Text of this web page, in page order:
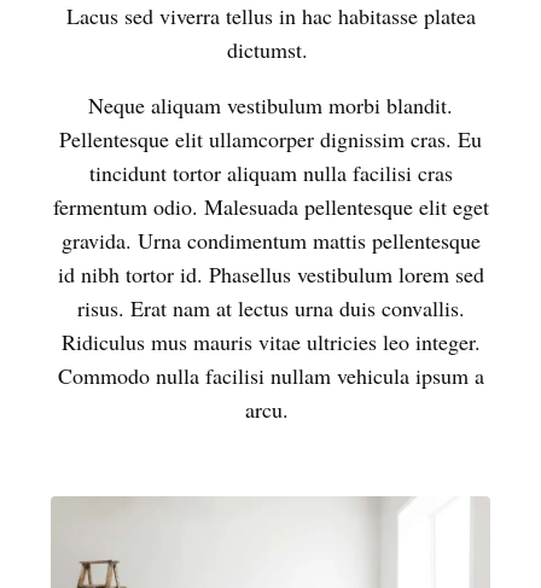
Lacus sed viverra tellus in hac habitasse platea
dictumst.
Neque aliquam vestibulum morbi blandit.
Pellentesque elit ullamcorper dignissim cras. Eu
tincidunt tortor aliquam nulla facilisi cras
fermentum odio. Malesuada pellentesque elit eget
gravida. Urna condimentum mattis pellentesque
id nibh tortor id. Phasellus vestibulum lorem sed
risus. Erat nam at lectus urna duis convallis.
Ridiculus mus mauris vitae ultricies leo integer.
Commodo nulla facilisi nullam vehicula ipsum a
arcu.